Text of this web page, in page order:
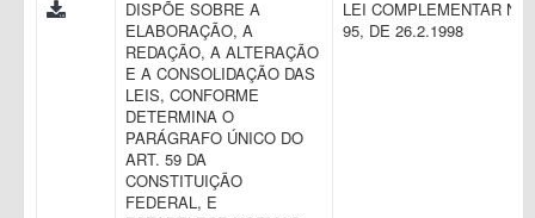
DISPÕE SOBRE A
ELABORAÇÃO, A
REDAÇÃO, A ALTERAÇÃO
E A CONSOLIDAÇÃO DAS
LEIS, CONFORME
DETERMINA O
PARÁGRAFO ÚNICO DO
ART. 59 DA
CONSTITUIÇÃO
FEDERAL, E
LEI COMPLEMENTAR N.
95, DE 26.2.1998